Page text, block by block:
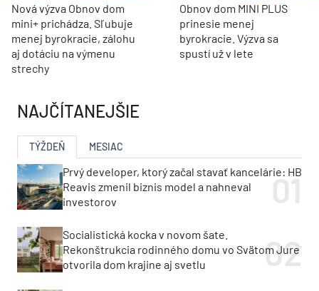
Nová výzva Obnov dom
mini+ prichádza. Sľubuje
menej byrokracie, zálohu
aj dotáciu na výmenu
strechy
Obnov dom MINI PLUS
prinesie menej
byrokracie. Výzva sa
spustí už v lete
NAJČÍTANEJŠIE
TÝŽDEŇ MESIAC
Prvý developer, ktorý začal stavať kancelárie: HB
Reavis zmenil biznis model a nahneval
investorov
Socialistická kocka v novom šate.
Rekonštrukcia rodinného domu vo Svätom Jure
otvorila dom krajine aj svetlu